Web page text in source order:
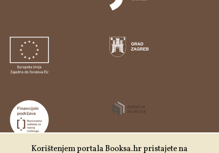
Korištenjem portala Booksa.hr pristajete na